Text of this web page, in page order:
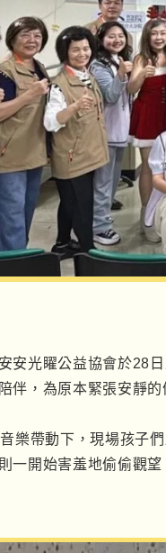
安光矅公益協會於28
伴，為原本緊張安靜
樂帶動下，現場孩子
一開始害羞地偷偷觀